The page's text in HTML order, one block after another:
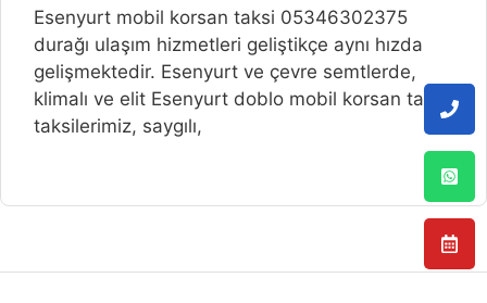
Esenyurt mobil korsan taksi 05346302375
durağı ulaşım hizmetleri geliştikçe aynı hızda
gelişmektedir. Esenyurt ve çevre semtlerde,
klimalı ve elit Esenyurt doblo mobil korsan taksi
taksilerimiz, saygılı,